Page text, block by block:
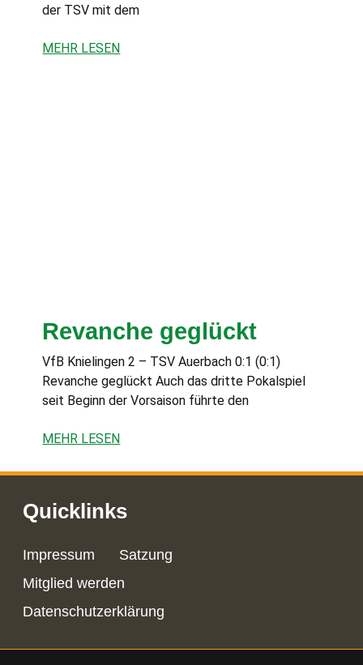
der TSV mit dem
MEHR LESEN
Revanche geglückt
VfB Knielingen 2 – TSV Auerbach 0:1 (0:1)
Revanche geglückt Auch das dritte Pokalspiel
seit Beginn der Vorsaison führte den
MEHR LESEN
Quicklinks
Impressum
Satzung
Mitglied werden
Datenschutzerklärung